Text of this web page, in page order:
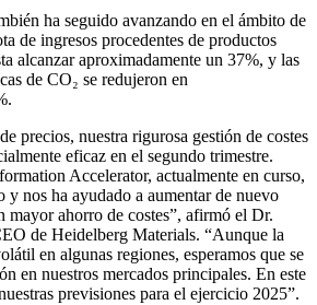
ha seguido avanzando en el ámbito de
de ingresos procedentes de productos
alcanzar aproximadamente un 37%, y las
de CO₂ se redujeron en
precios, nuestra rigurosa gestión de costes
eficaz en el segundo trimestre.
Accelerator, actualmente en curso,
y nos ha ayudado a aumentar de nuevo
mayor ahorro de costes”, afirmó el Dr.
de Heidelberg Materials. “Aunque la
en algunas regiones, esperamos que se
en nuestros mercados principales. En este
previsiones para el ejercicio 2025”.